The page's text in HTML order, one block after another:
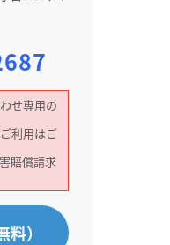
せ専用の
利用はご
賠償請求
）